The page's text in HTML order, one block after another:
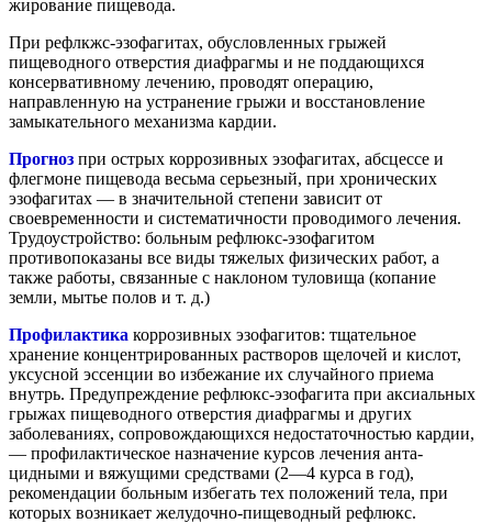
жирование пищевода.
При рефлкжс-эзофагитах, обусловленных грыжей
пищеводного отверстия диафрагмы и не поддающихся
консервативному лечению, проводят операцию,
направленную на устранение грыжи и восстановление
замыкательного механизма кардии.
Прогноз при острых коррозивных эзофагитах, абсцессе и
флегмоне пищевода весьма серьезный, при хронических
эзофагитах — в значительной степени зависит от
своевременности и систематичности проводимого лечения.
Трудоустройство: больным рефлюкс-эзофагитом
противопоказаны все виды тяжелых физических работ, а
также работы, связанные с наклоном туловища (копание
земли, мытье полов и т. д.)
Профилактика коррозивных эзофагитов: тщательное
хранение концентрированных растворов щелочей и кислот,
уксусной эссенции во избежание их случайного приема
внутрь. Предупреждение рефлюкс-эзофагита при аксиальных
грыжах пищеводного отверстия диафрагмы и других
заболеваниях, сопровождающихся недостаточностью кардии,
— профилактическое назначение курсов лечения анта-
цидными и вяжущими средствами (2—4 курса в год),
рекомендации больным избегать тех положений тела, при
которых возникает желудочно-пищеводный рефлюкс.